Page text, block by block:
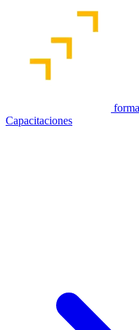
Capacitaciones